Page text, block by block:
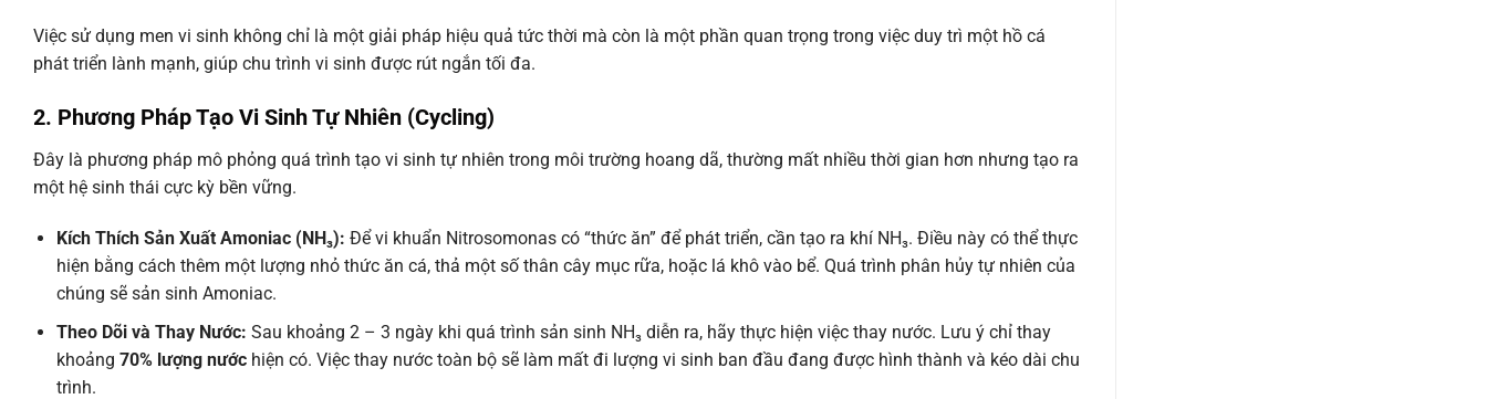
Việc sử dụng men vi sinh không chỉ là một giải pháp hiệu quả tức thời mà còn là một phần quan trọng trong việc duy trì một hồ cá
phát triển lành mạnh, giúp chu trình vi sinh được rút ngắn tối đa.
2. Phương Pháp Tạo Vi Sinh Tự Nhiên (Cycling)
Đây là phương pháp mô phỏng quá trình tạo vi sinh tự nhiên trong môi trường hoang dã, thường mất nhiều thời gian hơn nhưng tạo ra
một hệ sinh thái cực kỳ bền vững.
Kích Thích Sản Xuất Amoniac (NH₃): Để vi khuẩn Nitrosomonas có “thức ăn” để phát triển, cần tạo ra khí NH₃. Điều này có thể thực
hiện bằng cách thêm một lượng nhỏ thức ăn cá, thả một số thân cây mục rữa, hoặc lá khô vào bể. Quá trình phân hủy tự nhiên của
chúng sẽ sản sinh Amoniac.
Theo Dõi và Thay Nước: Sau khoảng 2 – 3 ngày khi quá trình sản sinh NH₃ diễn ra, hãy thực hiện việc thay nước. Lưu ý chỉ thay
khoảng 70% lượng nướchiện có. Việc thay nước toàn bộ sẽ làm mất đi lượng vi sinh ban đầu đang được hình thành và kéo dài chu
trình.